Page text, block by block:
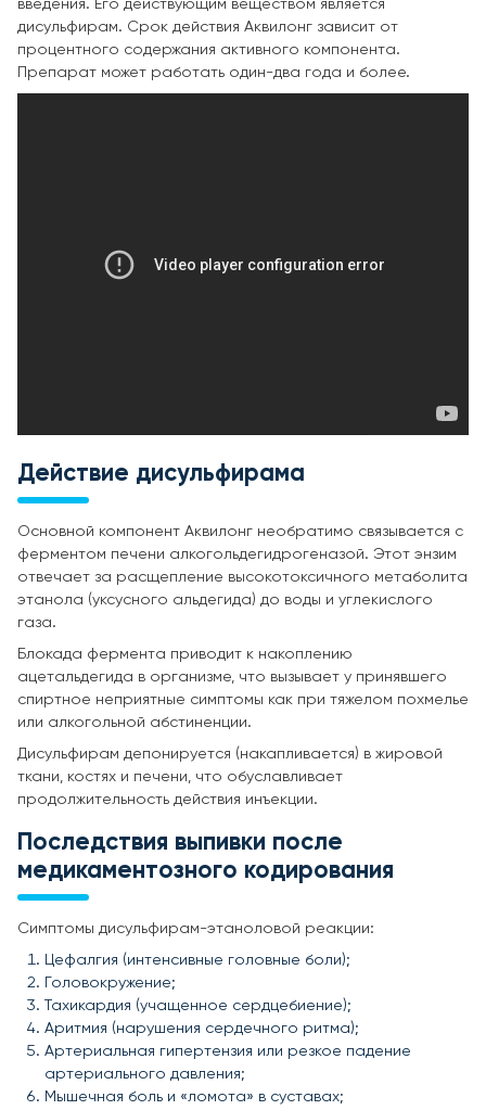
введения. Его действующим веществом является
дисульфирам. Срок действия Аквилонг зависит от
процентного содержания активного компонента.
Препарат может работать один-два года и более.
Действие дисульфирама
Основной компонент Аквилонг необратимо связывается с
ферментом печени алкогольдегидрогеназой. Этот энзим
отвечает за расщепление высокотоксичного метаболита
этанола (уксусного альдегида) до воды и углекислого
газа.
Блокада фермента приводит к накоплению
ацетальдегида в организме, что вызывает у принявшего
спиртное неприятные симптомы как при тяжелом похмелье
или алкогольной абстиненции.
Дисульфирам депонируется (накапливается) в жировой
ткани, костях и печени, что обуславливает
продолжительность действия инъекции.
Последствия выпивки после
медикаментозного кодирования
Симптомы дисульфирам-этаноловой реакции:
Цефалгия (интенсивные головные боли);
Головокружение;
Тахикардия (учащенное сердцебиение);
Аритмия (нарушения сердечного ритма);
Артериальная гипертензия или резкое падение
артериального давления;
Мышечная боль и «ломота» в суставах;